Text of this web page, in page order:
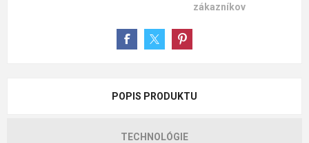
zákazníkov
POPIS PRODUKTU
TECHNOLÓGIE